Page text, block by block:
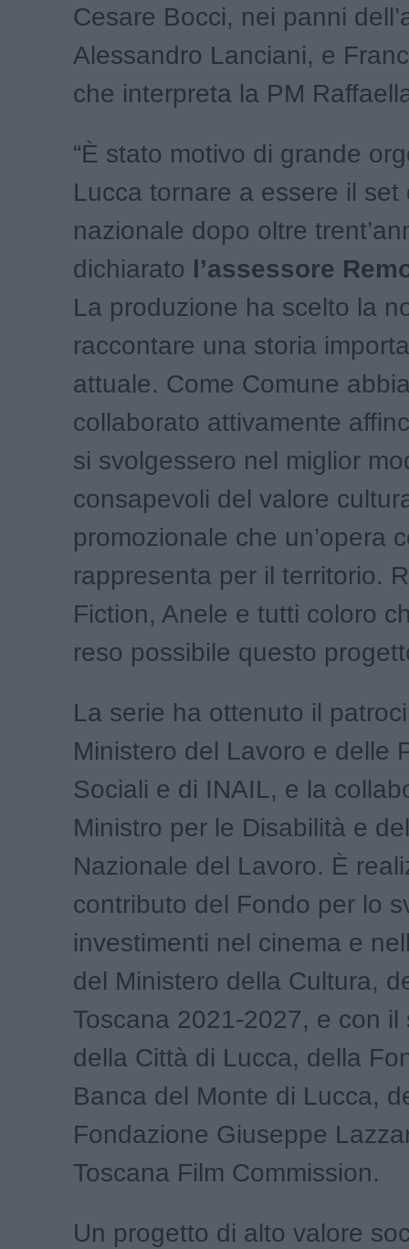
Cesare Bocci, nei panni
Alessandro Lanciani, e
che interpreta la PM
“È stato motivo di grande
Lucca tornare a essere il set
nazionale dopo oltre
dichiarato l’assessore
La produzione ha scelto la
raccontare una storia
attuale. Come Comune
collaborato attivamente
si svolgessero nel miglior
consapevoli del valore
promozionale che un’opera
rappresenta per il territorio.
Fiction, Anele e tutti coloro
reso possibile questo
La serie ha ottenuto il
Ministero del Lavoro e delle
Sociali e di INAIL, e la
Ministro per le Disabilità e
Nazionale del Lavoro. È
contributo del Fondo per lo
investimenti nel cinema e
del Ministero della Cultura,
Toscana 2021-2027, e con il
della Città di Lucca, della
Banca del Monte di Lucca,
Fondazione Giuseppe
Toscana Film Commission.
Un progetto di alto valore